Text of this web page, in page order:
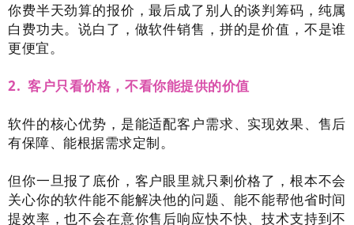
你费半天劲算的报价，最后成了别人的谈判筹码，纯属
白费功夫。说白了，做软件销售，拼的是价值，不是谁
更便宜。
2. 客户只看价格，不看你能提供的价值
软件的核心优势，是能适配客户需求、实现效果、售后
有保障、能根据需求定制。
但你一旦报了底价，客户眼里就只剩价格了，根本不会
关心你的软件能不能解决他的问题、能不能帮他省时间
提效率，也不会在意你售后响应快不快、技术支持到不